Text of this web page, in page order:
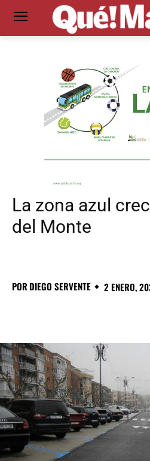
La zona azul
del Monte
POR DIEGO SERVENTE 2 ENERO,